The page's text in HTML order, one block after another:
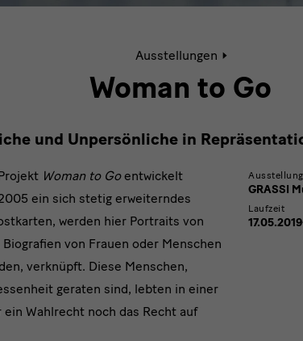
Ausstellungen
to
Woman to Go
und Unpersönliche in
Woman to Goentwickelt
ein sich stetig erweiterndes
werden hier Portraits von
von Frauen oder Menschen
verknüpft. Diese Menschen,
geraten sind, lebten in einer
Wahlrecht noch das Recht auf
GRASSI
Laufzeit